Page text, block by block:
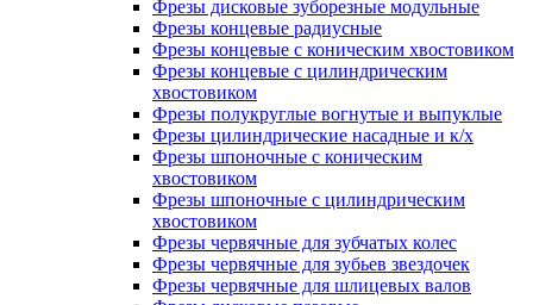
Фрезы дисковые зуборезные модульные
Фрезы концевые радиусные
Фрезы концевые с коническим хвостовиком
Фрезы концевые с цилиндрическим
хвостовиком
Фрезы полукруглые вогнутые и выпуклые
Фрезы цилиндрические насадные и к/х
Фрезы шпоночные с коническим
хвостовиком
Фрезы шпоночные с цилиндрическим
хвостовиком
Фрезы червячные для зубчатых колес
Фрезы червячные для зубьев звездочек
Фрезы червячные для шлицевых валов